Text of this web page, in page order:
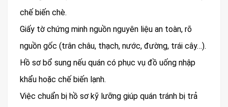
chế biến chè.
Giấy tờ chứng minh nguồn nguyên liệu an toàn, rõ
nguồn gốc (trân châu, thạch, nước, đường, trái cây…).
Hồ sơ bổ sung nếu quán có phục vụ đồ uống nhập
khẩu hoặc chế biến lạnh.
Việc chuẩn bị hồ sơ kỹ lưỡng giúp quán tránh bị trả